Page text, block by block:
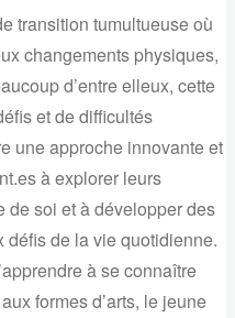
transition tumultueuse où
changements physiques,
d’entre elleux, cette
et de difficultés
une approche innovante et
à explorer leurs
de soi et à développer des
défis de la vie quotidienne.
à se connaître
formes d’arts, le jeune